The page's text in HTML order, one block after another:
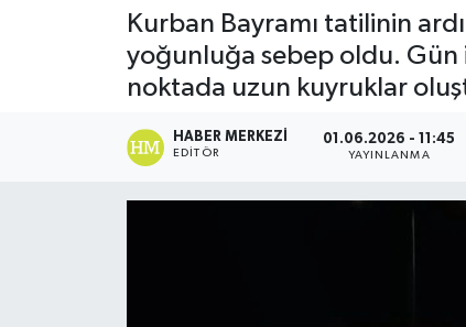
Kurban Bayramı tatilinin
yoğunluğa sebep oldu. Gün
noktada uzun kuyruklar
HABER MERKEZI
EDITÖR
01.06.2026 - 11:45
YAYINLANMA
Magazin
Son Dakika Haberleri
Haber Arşivi